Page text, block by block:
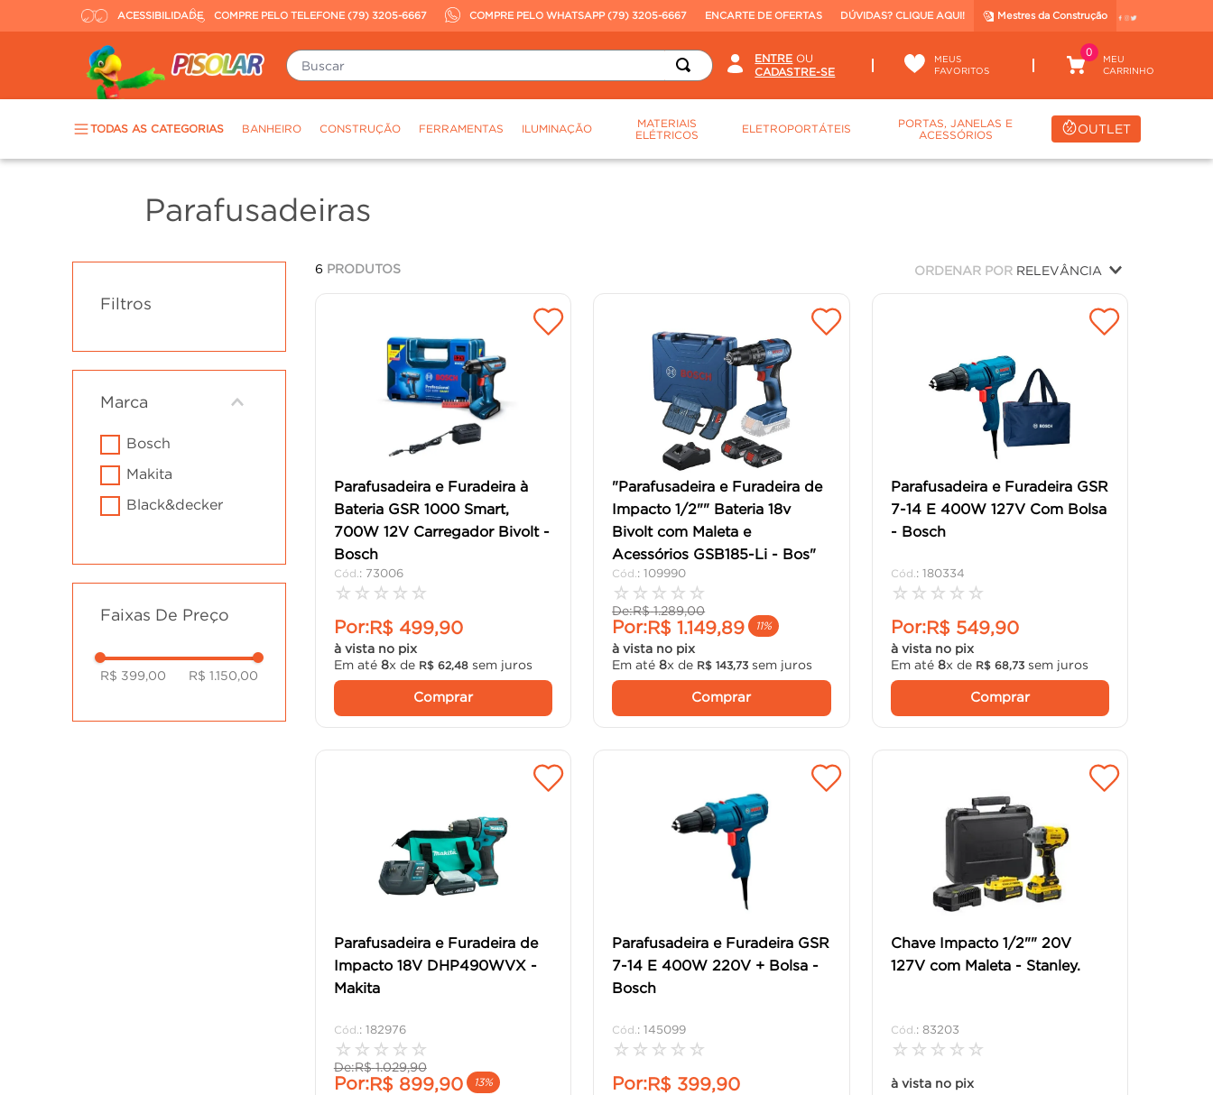
ACESSIBILIDADE COMPRE PELO TELEFONE (79) 3205-6667 COMPRE PELO WHATSAPP (79) 3205-6667 ENCARTE DE OFERTAS DÚVIDAS? CLIQUE AQUI! Mestres da Construção
Buscar OU
MEUS
FAVORITOS
0
TODAS AS CATEGORIAS BANHEIRO CONSTRUÇÃO FERRAMENTAS ILUMINAÇÃO
MATERIAIS
ELÉTRICOS
ELETROPORTÁTEIS
PORTAS, JANELAS E
ACESSÓRIOS
OUTLET
Parafusadeiras
Filtros
Marca
bosch
makita
black&decker
Faixas De Preço
R$ 399,00 R$ 1.150,00
6 PRODUTOS ORDENAR POR RELEVÂNCIA
Parafusadeira e Furadeira à
Bateria GSR 1000 Smart,
700W 12V Carregador Bivolt -
Bosch
: 73006
☆ ☆ ☆ ☆ ☆
Por:R$ 499,90
à vista no pix
Em até 8x de R$ 62, 48sem juros
Comprar
"Parafusadeira e Furadeira de
Impacto 1/2"" Bateria 18v
Bivolt com Maleta e
Acessórios GSB185-Li - Bos"
:109990
☆ ☆ ☆ ☆ ☆
De:R$ 1.289,00
Por:R$ 1.149,89 11%
à vista no pix
Em até8x de R$ 143 ,73 sem juros
Comprar
Parafusadeira e Furadeira GSR
7-14 E 400W 127V Com Bolsa
- Bosch
: 180334
☆ ☆ ☆ ☆ ☆
Por:R$ 549,90
à vista no pix
Em até 8x de R$ 68, 73sem juros
Comprar
Parafusadeira e Furadeira de
Impacto 18V DHP490WVX -
Makita
: 182976
☆ ☆ ☆ ☆ ☆
De:R$ 1.029,90
Por:R$ 899,90 13%
Parafusadeira e Furadeira GSR
7-14 E 400W 220V + Bolsa -
Bosch
:145099
☆ ☆ ☆ ☆ ☆
Por:R$ 399,90
Chave Impacto 1/2"" 20V
127V com Maleta - Stanley.
: 83203
☆ ☆ ☆ ☆ ☆
à vista no pix
revestimento
6º chuveiro
9º